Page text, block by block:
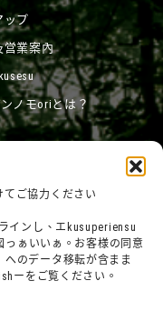
てご協力ください
インし、エkusuperiensu
っぁいいぁ。お客様の同意
のデータ移転が含まま
ーをご覧ください。
ップ
営業案內
ノモoriとは？
ア掲載実績
路